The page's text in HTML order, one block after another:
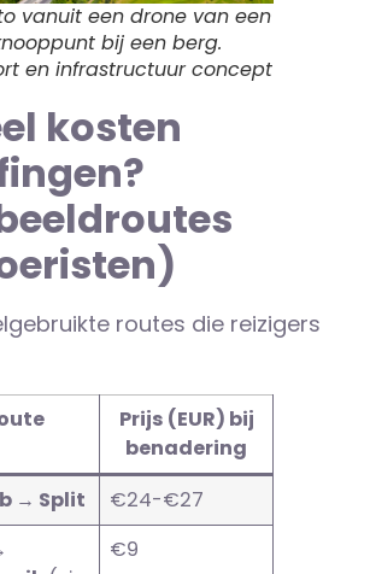
vanuit een drone van een
bij een berg.
en infrastructuur concept
kosten
routes die reizigers
Prijs (EUR) bij
benadering
→ Split
€24-€27
€9